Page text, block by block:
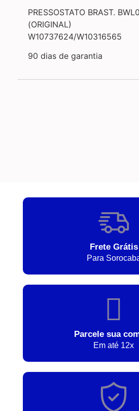
PRESSOSTATO BRAST.
(ORIGINAL)
W10737624/W10316565
90 dias de garantia
Frete Grátis
Para
Parcele sua
Em até 12x